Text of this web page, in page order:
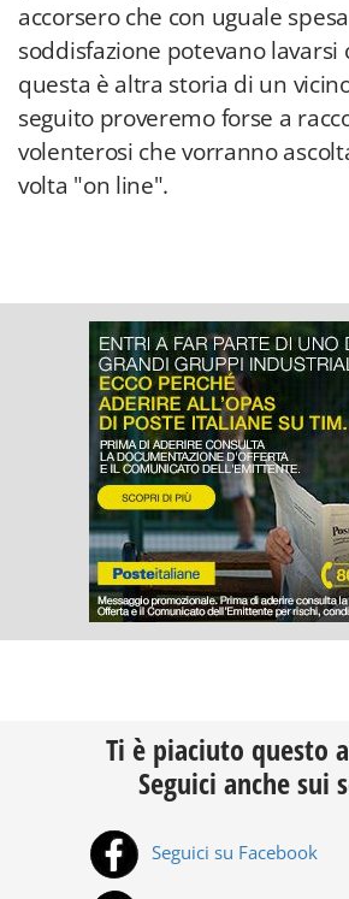
accorsero che con uguale
soddisfazione potevano lavarsi
questa è altra storia di un
seguito proveremo forse a
volenterosi che vorranno
volta "on line".
Ti è piaciuto questo
Seguici anche sui
Seguici su Facebook